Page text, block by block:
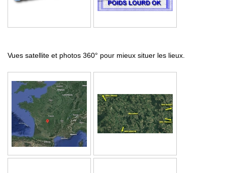
Vues satellite et photos 360° pour mieux situer les lieux.